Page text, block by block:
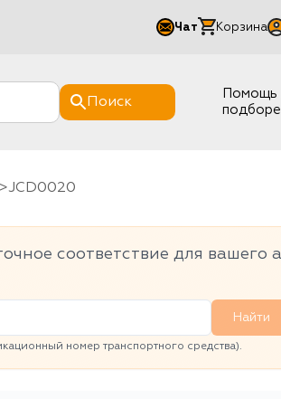
Чат Корзина
Поиск
Помощь
JCD0020
соответствие для вашего
Найти
номер транспортного средства).